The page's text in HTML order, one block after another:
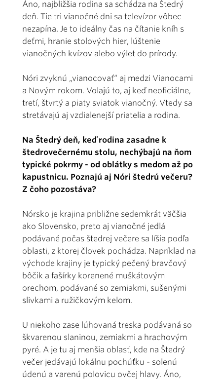
Áno, najbližšia rodina sa schádza na Štedrý
deň. Tie tri vianočné dni sa televízor vôbec
nezapína. Je to ideálny čas na čítanie kníh s
deťmi, hranie stolových hier, lúštenie
vianočných kvízov alebo výlet do prírody.
Nóri zvyknú „vianocovať“ aj medzi Vianocami
a Novým rokom. Volajú to, aj keď neoficiálne,
tretí, štvrtý a piaty sviatok vianočný. Vtedy sa
stretávajú aj vzdialenejší priatelia a rodina.
Na Štedrý deň, keď rodina zasadne k
štedrovečernému stolu, nechýbajú na ňom
typické pokrmy - od oblátky s medom až po
kapustnicu. Poznajú aj Nóri štedrú večeru?
Z čoho pozostáva?
Nórsko je krajina približne sedemkrát väčšia
ako Slovensko, preto aj vianočné jedlá
podávané počas štedrej večere sa líšia podľa
oblasti, z ktorej človek pochádza. Napríklad na
východe krajiny je typický pečený bravčový
bôčik a fašírky korenené muškátovým
orechom, podávané so zemiakmi, sušenými
slivkami a ružičkovým kelom.
U niekoho zase lúhovaná treska podávaná so
škvarenou slaninou, zemiakmi a hrachovým
pyré. A je tu aj menšia oblasť, kde na Štedrý
večer jedávajú lokálnu pochúťku - solenú
údenú a varenú polovicu ovčej hlavy. Áno,